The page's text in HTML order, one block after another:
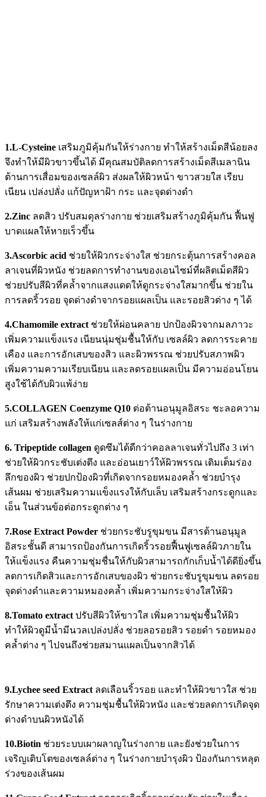
1.L-Cysteine เสริมภูมิคุ้มกันให้ร่างกาย ทำให้สร้างเม็ดสีน้อยลง
จึงทำให้มีผิวขาวขึ้นได้ มีคุณสมบัติลดการสร้างเม็ดสีเมลานิน
ต้านการเสื่อมของเซลล์ผิว ส่งผลให้ผิวหน้า ขาวสวยใส เรียบ
เนียน เปล่งปลั่ง แก้ปัญหาฝ้า กระ และจุดด่างดำ
2.Zinc ลดสิว ปรับสมดุลร่างกาย ช่วยเสริมสร้างภูมิคุ้มกัน ฟื้นฟู
บาดแผลให้หายเร็วขึ้น
3.Ascorbic acid ช่วยให้ผิวกระจ่างใส ช่วยกระตุ้นการสร้างคอล
ลาเจนที่ผิวหนัง ช่วยลดการทำงานของเอนไซม์ที่ผลิตเม็ดสีผิว
ช่วยปรับสีผิวที่คล้ำจากแสงแดดให้ดูกระจ่างใสมากขึ้น ช่วยใน
การลดริ้วรอย จุดด่างดำจากรอยแผลเป็น และรอยสิวต่าง ๆ ได้
4.Chamomile extract ช่วยให้ผ่อนคลาย ปกป้องผิวจากมลภาวะ
เพิ่มความแข็งแรง เนียนนุ่มชุ่มชื้นให้กับ เซลล์ผิว ลดการระคาย
เคือง และการอักเสบของสิว และผิวพรรณ ช่วยปรับสภาพผิว
เพิ่มความความเรียบเนียน และลดรอยแผลเป็น มีความอ่อนโยน
สูงใช้ได้กับผิวแพ้ง่าย
5.COLLAGEN Coenzyme Q10 ต่อต้านอนุมูลอิสระ ชะลอความ
แก่ เสริมสร้างพลังให้แก่เซลส์ต่าง ๆ ในร่างกาย
6. Tripeptide collagen ดูดซึมได้ดีกว่าคอลลาเจนทั่วไปถึง 3 เท่า
ช่วยให้ผิวกระชับเต่งตึง และอ่อนเยาว์ให้ผิวพรรณ เติมเต็มร่อง
ลึกของผิว ช่วยปกป้องผิวที่เกิดจากรอยหมองคล้ำ ช่วยบำรุง
เส้นผม ช่วยเสริมความแข็งแรงให้กับเล็บ เสริมสร้างกระดูกและ
เอ็น ในส่วนข้อต่อกระดูกต่าง ๆ
7.Rose Extract Powder ช่วยกระชับรูขุมขน มีสารต้านอนุมูล
อิสระชั้นดี สามารถป้องกันการเกิดริ้วรอยฟื้นฟูเซลล์ผิวภายใน
ให้แข็งแรง คืนความชุ่มชื่นให้กับผิวสามารถกักเก็บน้ำได้ดียิ่งขึ้น
ลดการเกิดสิวและการอักเสบของผิว ช่วยกระชับรูขุมขน ลดรอย
จุดด่างดำและความหมองคล้ำ เพิ่มความกระจ่างใสให้ผิว
8.Tomato extract ปรับสีผิวให้ขาวใส เพิ่มความชุ่มชื้นให้ผิว
ทำให้ผิวดูมีน้ำมีนวลเปล่งปลั่ง ช่วยลอรอยสิว รอยดำ รอยหมอง
คล้ำต่าง ๆ ไปจนถึงช่วยสมานแผลเป็นจากสิวได้
9.Lychee seed Extract ลดเลือนริ้วรอย และทำให้ผิวขาวใส ช่วย
รักษาความเต่งตึง ความชุ่มชื้นให้ผิวหนัง และช่วยลดการเกิดจุด
ด่างดำบนผิวหนังได้
10.Biotin ช่วยระบบเผาผลาญในร่างกาย และยังช่วยในการ
เจริญเติบโตของเซลล์ต่าง ๆ ในร่างกายบำรุงผิว ป้องกันการหลุด
ร่วงของเส้นผม